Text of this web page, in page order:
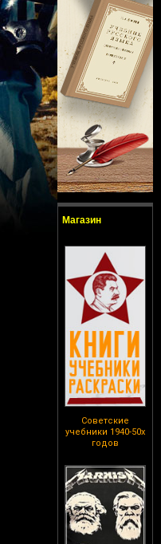
Магазин
Советские
учебники 1940-50х
годов